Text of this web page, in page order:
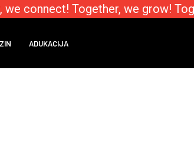
Together, we grow!
ADUKACIJA